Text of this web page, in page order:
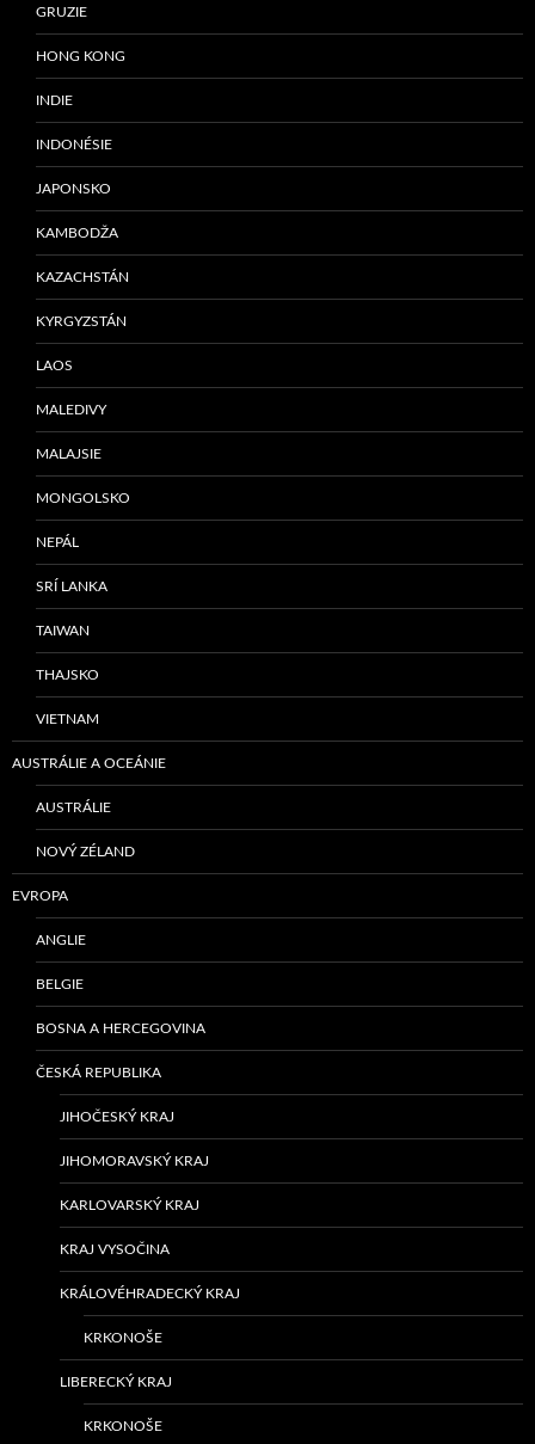
GRUZIE
HONG KONG
INDIE
INDONÉSIE
JAPONSKO
KAMBODŽA
KAZACHSTÁN
KYRGYZSTÁN
LAOS
MALEDIVY
MALAJSIE
MONGOLSKO
NEPÁL
SRÍ LANKA
TAIWAN
THAJSKO
VIETNAM
AUSTRÁLIE A OCEÁNIE
AUSTRÁLIE
NOVÝ ZÉLAND
EVROPA
ANGLIE
BELGIE
BOSNA A HERCEGOVINA
ČESKÁ REPUBLIKA
JIHOČESKÝ KRAJ
JIHOMORAVSKÝ KRAJ
KARLOVARSKÝ KRAJ
KRAJ VYSOČINA
KRÁLOVÉHRADECKÝ KRAJ
KRKONOŠE
LIBERECKÝ KRAJ
KRKONOŠE